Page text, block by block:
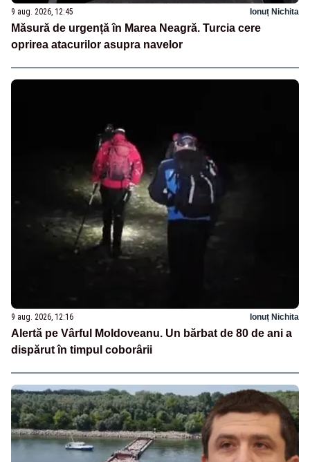
9 aug. 2026, 12:45 Ionuț Nichita
Măsură de urgență în Marea Neagră. Turcia cere
oprirea atacurilor asupra navelor
9 aug. 2026, 12:16 Ionuț Nichita
Alertă pe Vârful Moldoveanu. Un bărbat de 80 de ani a
dispărut în timpul coborârii